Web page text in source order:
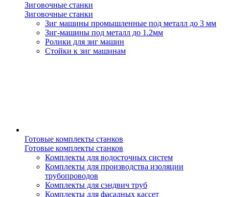
Зиговочные станки
Зиговочные станки
Зиг машины промышленные под металл до 3 мм
Зиг-машины под металл до 1.2мм
Ролики для зиг машин
Стойки к зиг машинам
Готовые комплекты станков
Готовые комплекты станков
Комплекты для водосточных систем
Комплекты для производства изоляции
трубопроводов
Комплекты для сэндвич труб
Комплекты для фасадных кассет